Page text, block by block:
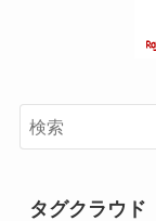
タグクラウド